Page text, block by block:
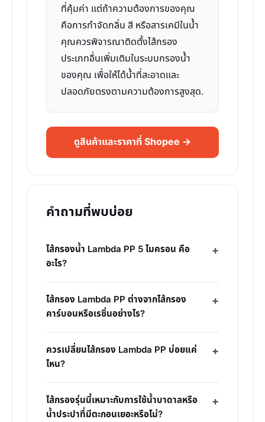
ที่คุ้มค่า แต่ถ้าความต้องการของคุณ
คือการกำจัดกลิ่น สี หรือสารเคมีในน้ำ
คุณควรพิจารณาติดตั้งไส้กรอง
ประเภทอื่นเพิ่มเติมในระบบกรองน้ำ
ของคุณ เพื่อให้ได้น้ำที่สะอาดและ
ปลอดภัยตรงตามความต้องการสูงสุด.
ดูสินค้าและราคาที่ Shopee →
คำถามที่พบบ่อย
ไส้กรองน้ำ Lambda PP 5 ไมครอน คือ
อะไร?
ไส้กรอง Lambda PP ต่างจากไส้กรอง
คาร์บอนหรือเรซิ่นอย่างไร?
ควรเปลี่ยนไส้กรอง Lambda PP บ่อยแค่
ไหน?
ไส้กรองรุ่นนี้เหมาะกับการใช้น้ำบาดาลหรือ
น้ำประปาที่มีตะกอนเยอะหรือไม่?